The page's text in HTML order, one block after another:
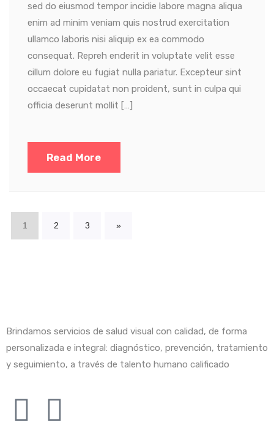
sed do eiusmod tempor incidie labore magna aliqua
enim ad minim veniam quis nostrud exercitation
ullamco laboris nisi aliquip ex ea commodo
consequat. Repreh enderit in voluptate velit esse
cillum dolore eu fugiat nulla pariatur. Excepteur sint
occaecat cupidatat non proident, sunt in culpa qui
officia deserunt mollit […]
Read More
1 2 3 »
Brindamos servicios de salud visual con calidad, de forma
personalizada e integral: diagnóstico, prevención, tratamiento
y seguimiento, a través de talento humano calificado